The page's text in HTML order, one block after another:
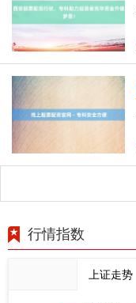
行情指数
上证走势